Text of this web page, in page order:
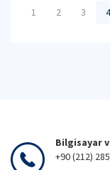
1
2 3 4
Bilgisayar
+90 (212)